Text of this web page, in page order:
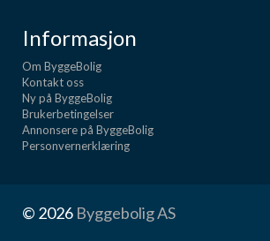
Informasjon
Om ByggeBolig
Kontakt oss
Ny på ByggeBolig
Brukerbetingelser
Annonsere på ByggeBolig
Personvernerklæring
© 2026 Byggebolig AS